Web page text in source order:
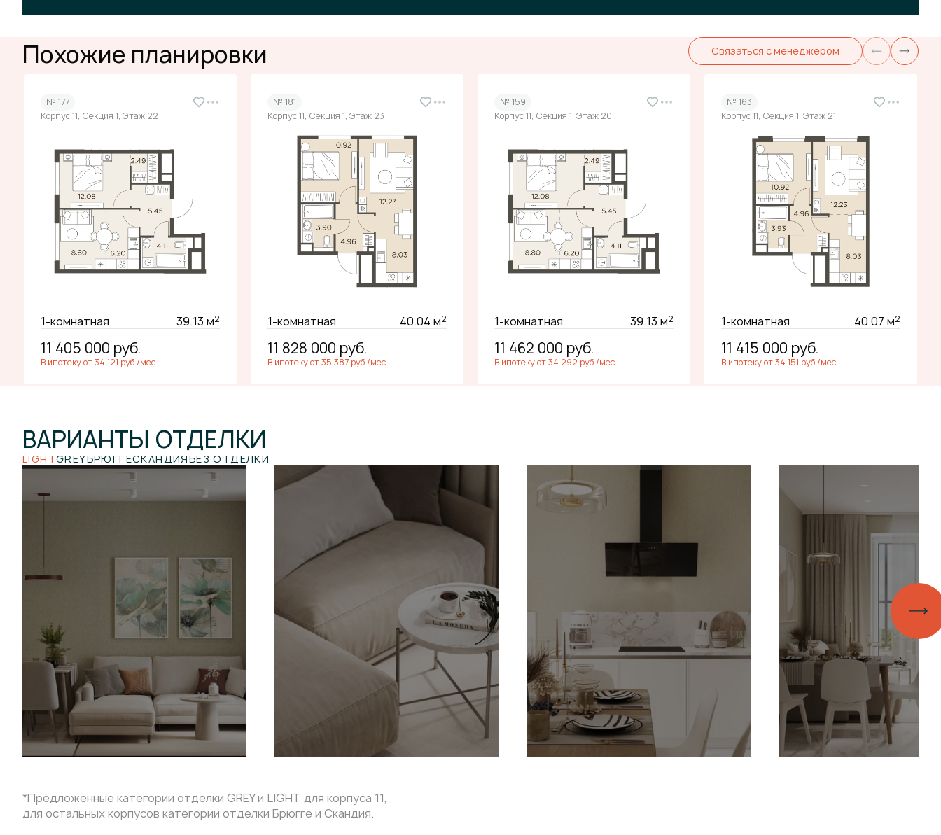
Похожие планировки Связаться с менеджером
№ 177
Корпус 11, Секция 1, Этаж 22
1-комнатная 39.13 м2
11 405 000 руб.
В ипотеку от 34 121 руб./мес.
№ 181
Корпус 11, Секция 1, Этаж 23
1-комнатная 40.04 м2
11 828 000 руб.
В ипотеку от 35 387 руб./мес.
№ 159
Корпус 11, Секция 1, Этаж 20
1-комнатная 39.13 м2
11 462 000 руб.
В ипотеку от 34 292 руб./мес.
№ 163
Корпус 11, Секция 1, Этаж 21
1-комнатная 40.07 м2
11 415 000 руб.
В ипотеку от 34 151 руб./мес.
ВАРИАНТЫ ОТДЕЛКИ
LIGHTGREYБРЮГГЕСКАНДИЯБЕЗ ОТДЕЛКИ
*Предложенные категории отделки GREY и LIGHT для корпуса 11,
для остальных корпусов категории отделки Брюгге и Скандия.